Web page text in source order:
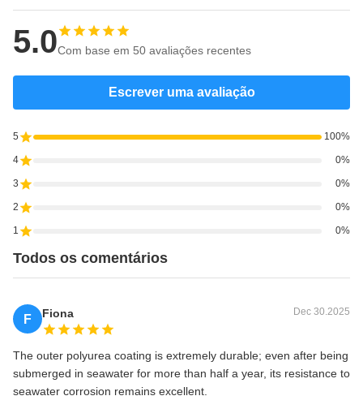
5.0Com base em 50 avaliações recentes
Escrever uma avaliação
5 100%
4 0%
3 0%
2 0%
1 0%
Todos os comentários
F Fiona Dec 30.2025
The outer polyurea coating is extremely durable; even after being
submerged in seawater for more than half a year, its resistance to
seawater corrosion remains excellent.